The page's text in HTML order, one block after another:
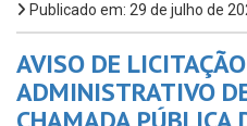
Publicado em: 29 de julho de
AVISO DE
ADMINISTRATIVO